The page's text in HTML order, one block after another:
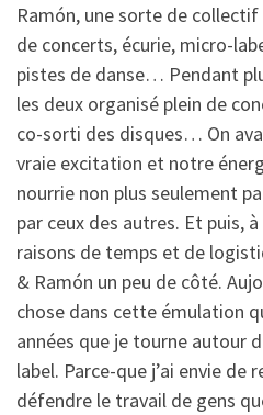
Ramón, une sorte de
de concerts, écurie, micro-
pistes de danse… Pendant
les deux organisé plein de
co-sorti des disques… On
vraie excitation et notre
nourrie non plus seulement
par ceux des autres. Et puis,
raisons de temps et de
& Ramón un peu de côté.
chose dans cette émulation
années que je tourne autour
label. Parce-que j’ai envie de
défendre le travail de gens